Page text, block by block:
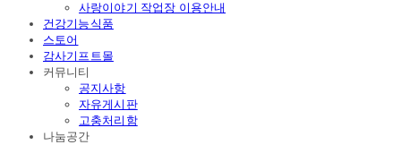
사랑이야기 작업장 이용안내
건강기능식품
스토어
감사기프트몰
커뮤니티
공지사항
자유게시판
고충처리함
나눔공간